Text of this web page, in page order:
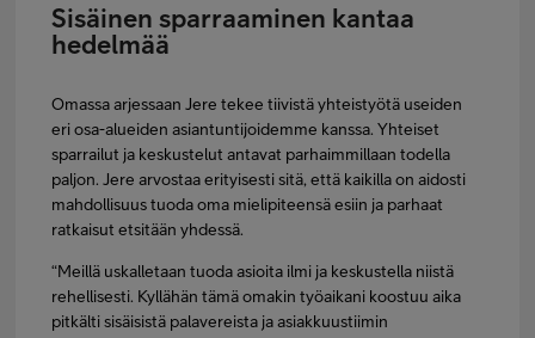
Sisäinen sparraaminen kantaa
hedelmää
Omassa arjessaan Jere tekee tiivistä yhteistyötä useiden
eri osa-alueiden asiantuntijoidemme kanssa. Yhteiset
sparrailut ja keskustelut antavat parhaimmillaan todella
paljon. Jere arvostaa erityisesti sitä, että kaikilla on aidosti
mahdollisuus tuoda oma mielipiteensä esiin ja parhaat
ratkaisut etsitään yhdessä.
“Meillä uskalletaan tuoda asioita ilmi ja keskustella niistä
rehellisesti. Kyllähän tämä omakin työaikani koostuu aika
pitkälti sisäisistä palavereista ja asiakkuustiimin